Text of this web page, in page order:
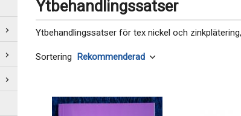
Ytbehandlingssatser
Ytbehandlingssatser för tex nickel och
Sortering